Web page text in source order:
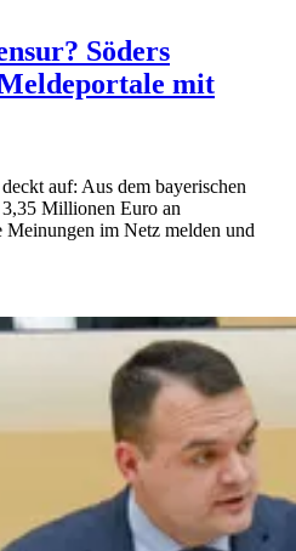
Söders
mit
auf: Aus dem bayerischen
3,35 Millionen Euro an
Meinungen im Netz melden und